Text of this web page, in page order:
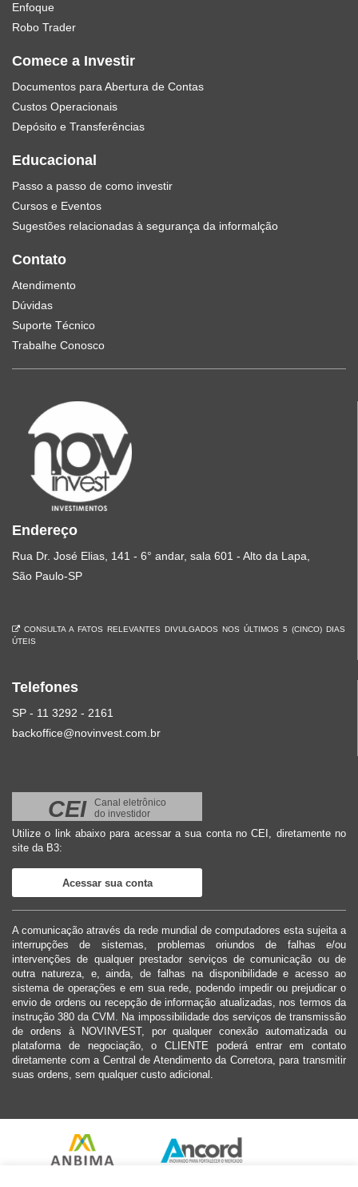
Enfoque
Robo Trader
Comece a Investir
Documentos para Abertura de Contas
Custos Operacionais
Depósito e Transferências
Educacional
Passo a passo de como investir
Cursos e Eventos
Sugestões relacionadas à segurança da informalção
Contato
Atendimento
Dúvidas
Suporte Técnico
Trabalhe Conosco
Endereço
Rua Dr. José Elias, 141 - 6° andar, sala 601 - Alto da Lapa,
São Paulo-SP
CONSULTA A FATOS RELEVANTES DIVULGADOS NOS ÚLTIMOS 5 (CINCO) DIAS
ÚTEIS
Telefones
SP - 11 3292 - 2161
backoffice@novinvest.com.br
CEI
Canal eletrônico
do investidor
Utilize o link abaixo para acessar a sua conta no CEI, diretamente no
site da B3:
Acessar sua conta
A comunicação através da rede mundial de computadores esta sujeita a
interrupções de sistemas, problemas oriundos de falhas e/ou
intervenções de qualquer prestador serviços de comunicação ou de
outra natureza, e, ainda, de falhas na disponibilidade e acesso ao
sistema de operações e em sua rede, podendo impedir ou prejudicar o
envio de ordens ou recepção de informação atualizadas, nos termos da
instrução 380 da CVM. Na impossibilidade dos serviços de transmissão
de ordens à NOVINVEST, por qualquer conexão automatizada ou
plataforma de negociação, o CLIENTE poderá entrar em contato
diretamente com a Central de Atendimento da Corretora, para transmitir
suas ordens, sem qualquer custo adicional.